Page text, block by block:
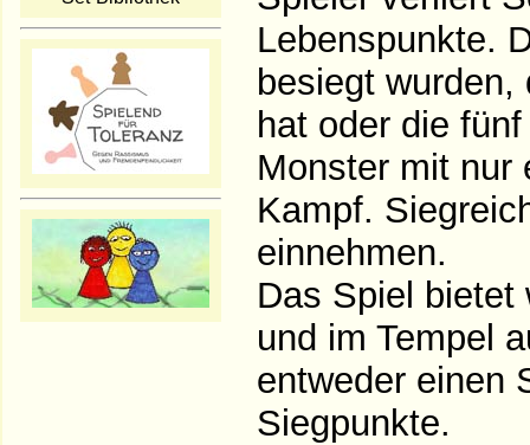
Lebenspunkte.
besiegt
hat oder die
Monster mit nur
Kampf.
einnehmen.
Das Spiel bietet
und im Tempel
entweder einen
Siegpunkte.